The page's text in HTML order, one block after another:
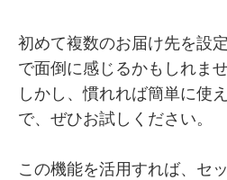
初めて複数のお届け先を設
で面倒に感じるかもしれませ
しかし、慣れれば簡単に使
で、ぜひお試しください。
この機能を活用すれば、セ